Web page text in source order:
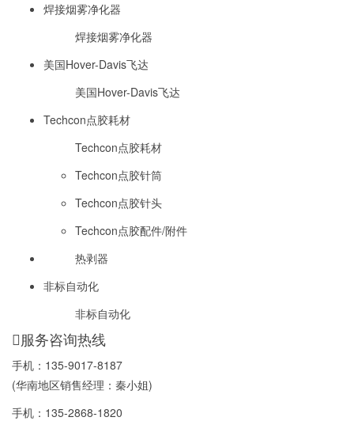
焊接烟雾净化器
焊接烟雾净化器
美国Hover-Davis飞达
美国Hover-Davis飞达
Techcon点胶耗材
Techcon点胶耗材
Techcon点胶针筒
Techcon点胶针头
Techcon点胶配件/附件
热剥器
非标自动化
非标自动化
服务咨询热线
手机： 135-9017-8187
(华南地区销售经理：秦小姐)
手机： 135-2868-1820